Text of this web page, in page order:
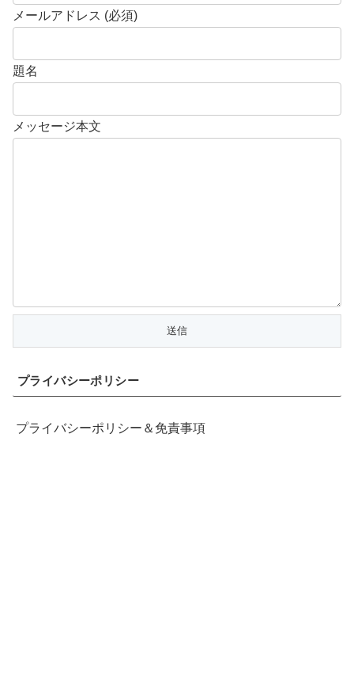
メールアドレス (必須)
題名
メッセージ本文
プライバシーポリシー
プライバシーポリシー＆免責事項